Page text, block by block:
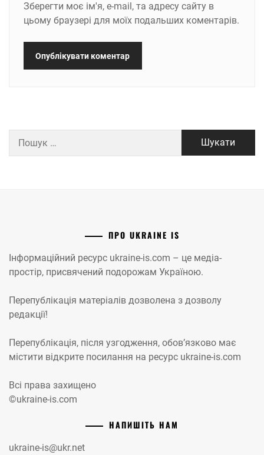
Зберегти моє ім'я, e-mail, та адресу сайту в
цьому браузері для моїх подальших коментарів.
ПРО UKRAINE IS
Інформаційний ресурс ukraine-is.com – це медіа-
простір, присвячений подорожам Україною.
Перепублікація матеріалів дозволена з дозволу
редакції!
Перепублікація, після узгодження, обов’язково має
містити відкрите посилання на ресурс ukraine-is.com
Всі права захищено
©ukraine-is.com
НАПИШІТЬ НАМ
ukraine-is@ukr.net